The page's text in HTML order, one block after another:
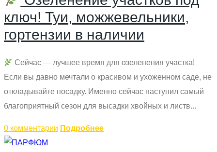
ключ! Туи, можжевельники,
гортензии в наличии
Сейчас — лучшее время для озеленения участка!
Если вы давно мечтали о красивом и ухоженном саде, не
откладывайте посадку. Именно сейчас наступил самый
благоприятный сезон для высадки хвойных и листв...
0 комментарии Подробнее